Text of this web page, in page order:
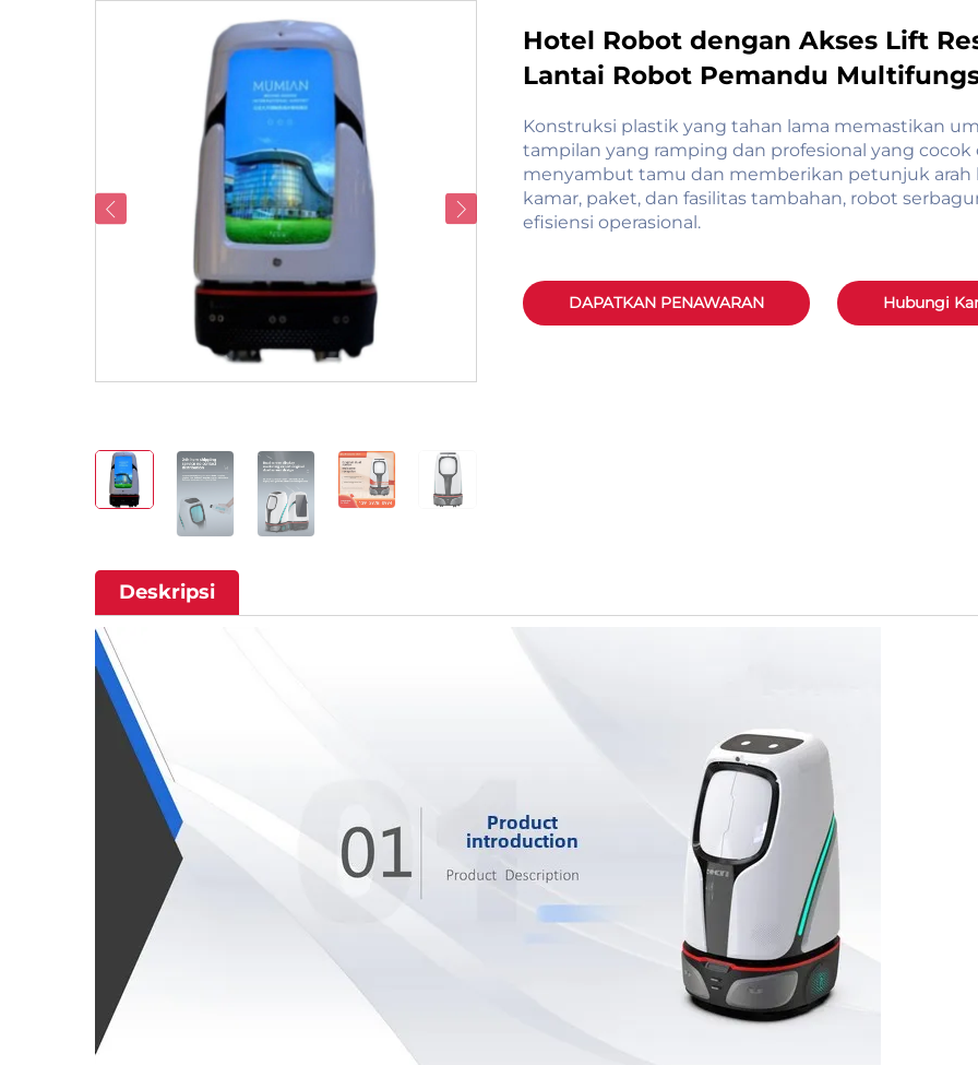
Hotel Robot dengan Akses Lift
Lantai Robot Pemandu
Konstruksi plastik yang tahan lama memastikan
tampilan yang ramping dan profesional yang
menyambut tamu dan memberikan petunjuk arah
kamar, paket, dan fasilitas tambahan, robot
efisiensi operasional.
DAPATKAN PENAWARAN Hubungi
Deskripsi